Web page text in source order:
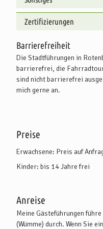
Zertifizierungen
Barrierefreiheit
Die Stadtführungen in
barrierefrei, die
sind nicht barrierefrei
mich gerne an.
Preise
Erwachsene: Preis auf
Kinder: bis 14 Jahre frei
Anreise
Meine Gästeführungen
(Wümme) durch. Wenn Sie